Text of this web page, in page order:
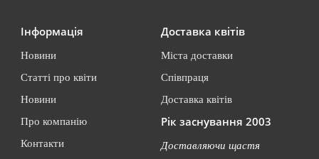
Інформація
Новини
Статті про квіти
Новини
Про компанію
Контакти
Доставка квітів
Міста доставки
Співпраця
Доставка квітів
Рік заснування 2003
Доставляючи щастя